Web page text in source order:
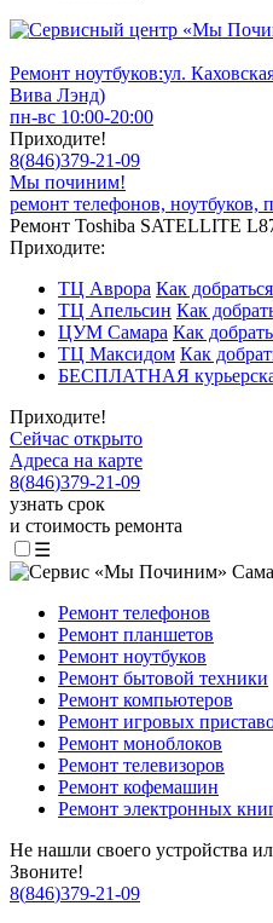
Ремонт ноутбуков:ул.
Вива Лэнд)
пн-вс 10:00-20:00
Приходите!
8(846)379-21-09
Мы починим!
ремонт телефонов,
Ремонт Toshiba SATELLITE
Приходите:
ТЦ Аврора Как добраться
ТЦ Апельсин Как
ЦУМ Самара Как
ТЦ Максидом Как
БЕСПЛАТНАЯ
Приходите!
Сейчас открыто
Адреса на карте
8(846)379-21-09
узнать срок
и стоимость ремонта
☰
Ремонт телефонов
Ремонт планшетов
Ремонт ноутбуков
Ремонт бытовой техники
Ремонт компьютеров
Ремонт игровых
Ремонт моноблоков
Ремонт телевизоров
Ремонт кофемашин
Ремонт электронных
Не нашли своего устройства
Звоните!
8(846)379-21-09